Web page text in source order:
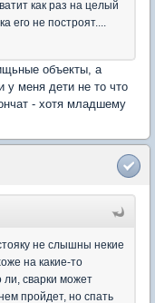
как раз на целый
его не построят....
объекты, а
у меня дети не то что
- хотя младшему
не слышны некие
на какие-то
сварки может
пройдет, но спать